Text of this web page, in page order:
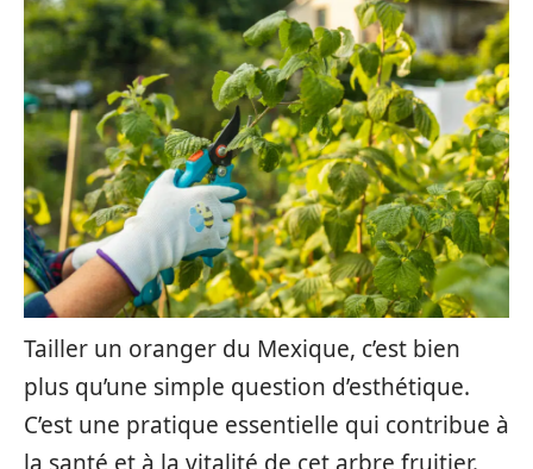
Tailler un oranger du Mexique, c’est bien
plus qu’une simple question d’esthétique.
C’est une pratique essentielle qui contribue à